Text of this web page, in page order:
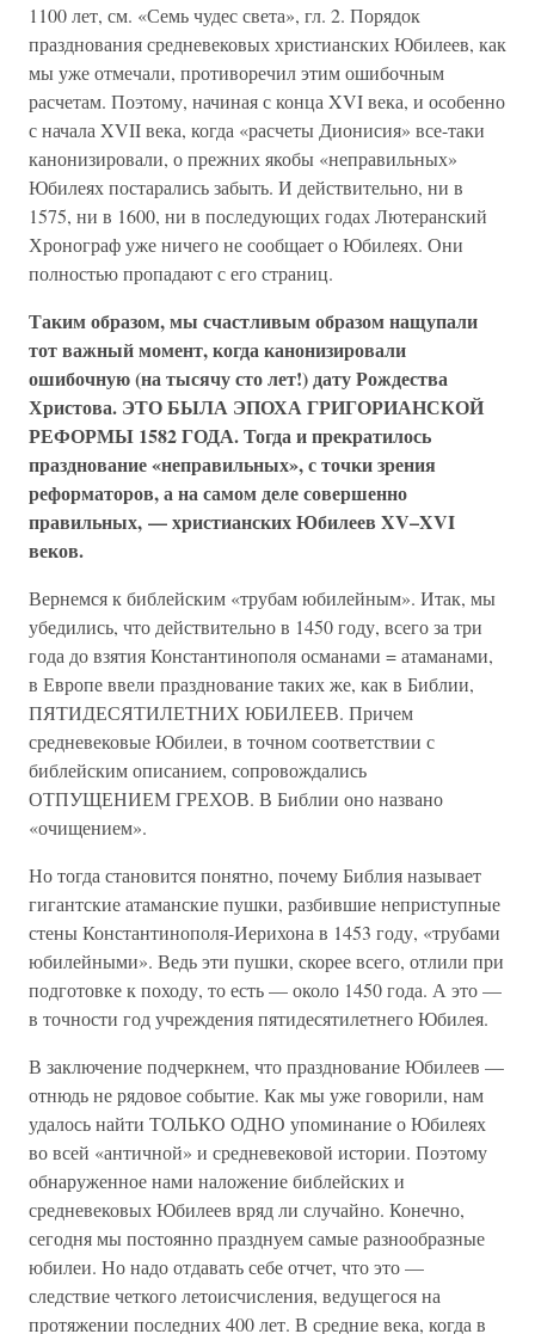
1100 лет, см. «Семь чудес света», гл. 2. Порядок
празднования средневековых христианских Юбилеев, как
мы уже отмечали, противоречил этим ошибочным
расчетам. Поэтому, начиная с конца XVI века, и особенно
с начала XVII века, когда «расчеты Дионисия» все-таки
канонизировали, о прежних якобы «неправильных»
Юбилеях постарались забыть. И действительно, ни в
1575, ни в 1600, ни в последующих годах Лютеранский
Хронограф уже ничего не сообщает о Юбилеях. Они
полностью пропадают с его страниц.
Таким образом, мы счастливым образом нащупали
тот важный момент, когда канонизировали
ошибочную (на тысячу сто лет!) дату Рождества
Христова. ЭТО БЫЛА ЭПОХА ГРИГОРИАНСКОЙ
РЕФОРМЫ 1582 ГОДА. Тогда и прекратилось
празднование «неправильных», с точки зрения
реформаторов, а на самом деле совершенно
правильных, — христианских Юбилеев XV–XVI
веков.
Вернемся к библейским «трубам юбилейным». Итак, мы
убедились, что действительно в 1450 году, всего за три
года до взятия Константинополя османами = атаманами,
в Европе ввели празднование таких же, как в Библии,
ПЯТИДЕСЯТИЛЕТНИХ ЮБИЛЕЕВ. Причем
средневековые Юбилеи, в точном соответствии с
библейским описанием, сопровождались
ОТПУЩЕНИЕМ ГРЕХОВ. В Библии оно названо
«очищением».
Но тогда становится понятно, почему Библия называет
гигантские атаманские пушки, разбившие неприступные
стены Константинополя-Иерихона в 1453 году, «трубами
юбилейными». Ведь эти пушки, скорее всего, отлили при
подготовке к походу, то есть — около 1450 года. А это —
в точности год учреждения пятидесятилетнего Юбилея.
В заключение подчеркнем, что празднование Юбилеев —
отнюдь не рядовое событие. Как мы уже говорили, нам
удалось найти ТОЛЬКО ОДНО упоминание о Юбилеях
во всей «античной» и средневековой истории. Поэтому
обнаруженное нами наложение библейских и
средневековых Юбилеев вряд ли случайно. Конечно,
сегодня мы постоянно празднуем самые разнообразные
юбилеи. Но надо отдавать себе отчет, что это —
следствие четкого летоисчисления, ведущегося на
протяжении последних 400 лет. В средние века, когда в